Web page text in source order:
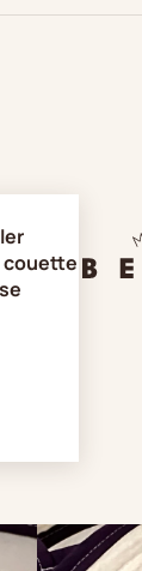
couette